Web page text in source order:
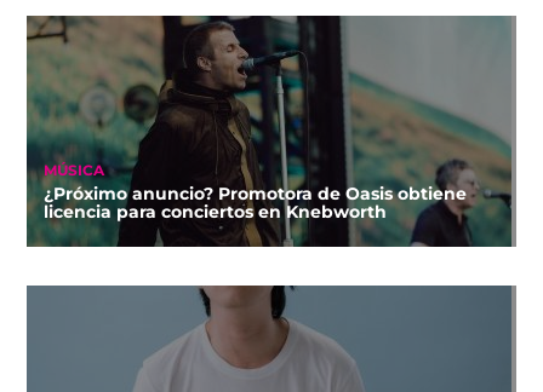
MÚSICA
¿Próximo anuncio? Promotora de Oasis obtiene
licencia para conciertos en Knebworth